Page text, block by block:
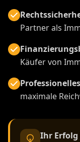
Partner als
Käufer von
maximale
Ihr Erfolg